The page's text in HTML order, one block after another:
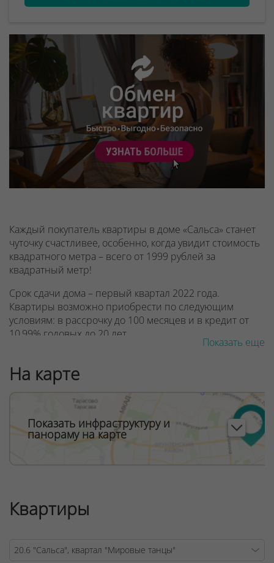
Каждый покупатель квартиры в доме «Сальса» станет
чуточку счастливее, особенно, когда увидит стоимость
квадратного метра – всего от 1999 рублей за
квадратный метр!
Срок сдачи дома – первый квартал 2022 года.
Квартиры возможно приобрести по следующим
условиям: в рассрочку до 100 месяцев и в кредит от
10,99% годовых до 20 лет
«Мировые танцы». Такое расположение можно
назвать идеальным: отсюда через улицу Аэродромную
удобно и быстро добираться до центра города, но при
этом дом находится в некотором отдалении от
основных магистралей и шум дороги не будет мешать
жильцам.
Окна выходят на жилую застройку, а также территорию
игровые и спортивные площадки, зеленые зоны для
отдыха и прогулок с домашними животными. Уже
Показать еще
На карте
Показать инфраструктуру и
панораму на карте
Квартиры